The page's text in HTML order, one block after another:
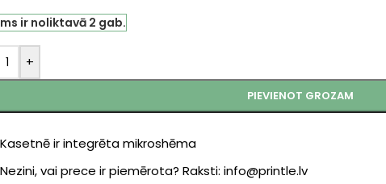
ir noliktavā 2 gab.
+
PIEVIENOT GROZAM
Kasetnē ir integrēta mikroshēma
Nezini, vai prece ir piemērota? Raksti: info@printle.lv